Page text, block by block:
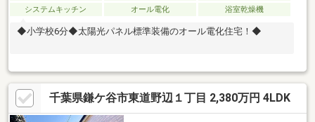
システムキッチン
オール電化 浴室乾燥機
◆小学校6分◆太陽光パネル標準装備のオール電化住宅！◆
千葉県鎌ケ谷市東道野辺１丁目 2,380万円 4LDK